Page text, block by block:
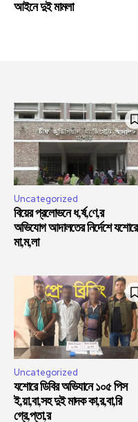
আইনে দুই মামলা
Uncategorized
বিয়ের প্রলোভনে ধ,র্ষ,ণে,র
অভিযোগ আদালতের নির্দেশে যশোরে
মা,ম,লা
Uncategorized
যশোরে ডিবির অভিযানে ১০৫ পিস
ই,য়া,বা,সহ দুই মাদক কা,র,বা,রি
গ্রে,প্তা,র